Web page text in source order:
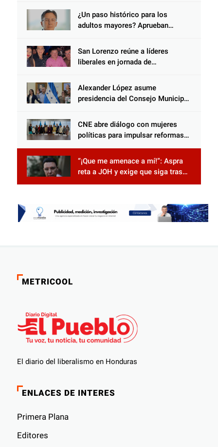
¿Un paso histórico para los
adultos mayores? Aprueban
Salomón Nazar para fortalecer su
protección en Honduras
San Lorenzo reúne a líderes
liberales en jornada de
Alexander López asume
presidencia del Consejo Municipal
Censo Nacional 2026
CNE abre diálogo con mujeres
políticas para impulsar reformas
“¡Que me amenace a mí!”: Aspra
reta a JOH y exige que siga tras
METRICOOL
El diario del liberalismo en Honduras
ENLACES DE INTERES
Primera Plana
Editores